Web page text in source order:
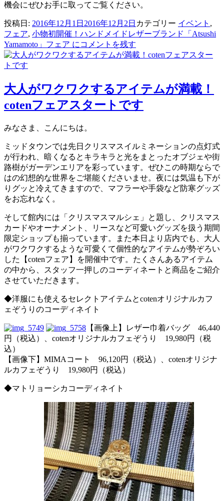
機会にぜひお手に取ってご覧ください。
投稿日: 2016年12月1日 2016年12月2日 カテゴリー イベント ,
フェア, 小物初開催！ハンドメイドレザーブランド「Atsushi
Yamamoto」フェア に コメントを残す
大人がワクワクするアイテムが満載！
cotenフェアスタートです
みなさま、こんにちは。
ミッドタウンでは先日クリスマスイルミネーションの点灯式
が行われ、暗くなるとキラキラと光をまとったオブジェや街
路樹がガーデンエリアを彩っています。ぜひこの時期ならで
はの幻想的な世界をご堪能くださいませ。夜には気温も下が
りグッと冷えてきますので、マフラーや手袋など防寒グッズ
をお忘れなく。
そして館内には「クリスマスマルシェ」と題し、クリスマス
カードやオーナメント、リースなど可愛いグッズを扱う期間
限定ショップも揃っています。また本日より店内でも、大人
がワクワクするような可愛くて個性的なアイテムが勢ぞろい
した【cotenフェア】を開催中です。たくさんあるアイテム
の中から、スタッフ一押しのコーディネートと商品をご紹介
させていただきます。
◆洋服にも使えるセレクトアイテムとcotenオリジナルカフ
ェぞうりのコーディネイト
【画像上】レザー巾着バッグ 46,440
円（税込）、cotenオリジナルカフェぞうり 19,980円（税
込）
【画像下】MIMAコート 96,120円（税込）、cotenオリジナ
ルカフェぞうり 19,980円（税込）
◆マトリョーシカコーディネイト